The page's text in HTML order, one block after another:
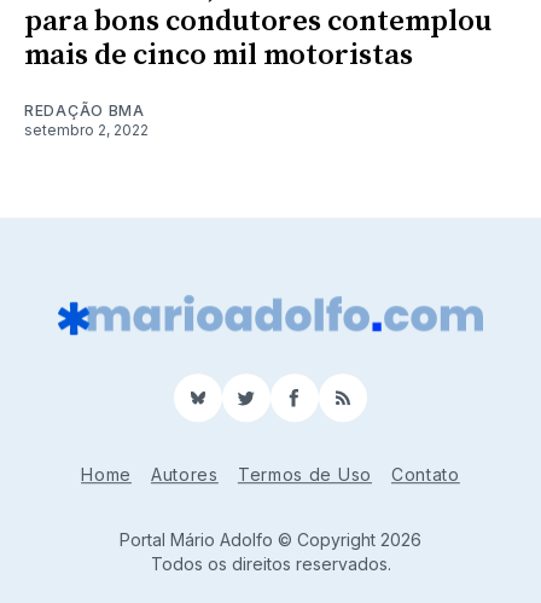
para bons condutores contemplou
mais de cinco mil motoristas
REDAÇÃO BMA
setembro 2, 2022
BlueSkyTwitterFacebook
RSS
Home Autores Termos de Uso Contato
Portal Mário Adolfo © Copyright 2026
Todos os direitos reservados.